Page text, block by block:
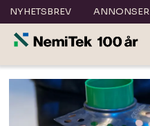
NYHETSBREV ANNONSER